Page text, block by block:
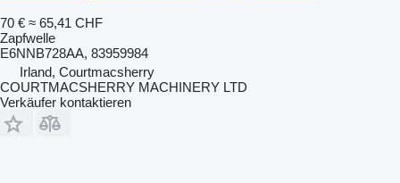
70 € ≈ 65,41 CHF
Zapfwelle
E6NNB728AA, 83959984
Irland, Courtmacsherry
COURTMACSHERRY MACHINERY LTD
Verkäufer kontaktieren